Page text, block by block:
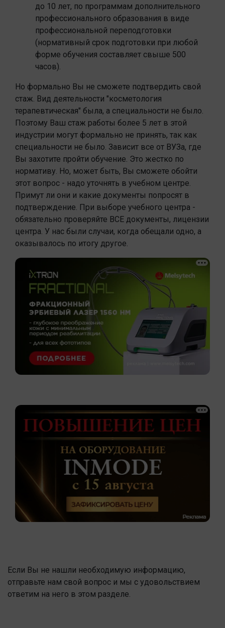
до 10 лет, по программам дополнительного
профессионального образования в виде
профессиональной переподготовки
(нормативный срок подготовки при любой
форме обучения составляет свыше 500
часов).
Но формально Вы не сможете подтвердить свой
стаж. Вид деятельности "косметология
терапевтическая" была, а специальности не было.
Поэтому Ваш стаж работы более 5 лет в этой
индустрии могут формально не принять, так как
специальности не было. Зависит все от ВУЗа, где
Вы захотите пройти обучение. Это жестко по
нормативу. Но, может быть, Вы сможете обойти
этот вопрос - надо уточнять в учебном центре.
Примут ли они и какие документы попросят в
подтверждение. При выборе учебного центра -
обязательно проверяйте ВСЕ документы, лицензии
центра. У нас были случаи, когда обещали одно, а
оказывалось по итогу другое.
Если Вы не нашли необходимую информацию,
отправьте нам свой вопрос и мы с удовольствием
ответим на него в этом разделе.